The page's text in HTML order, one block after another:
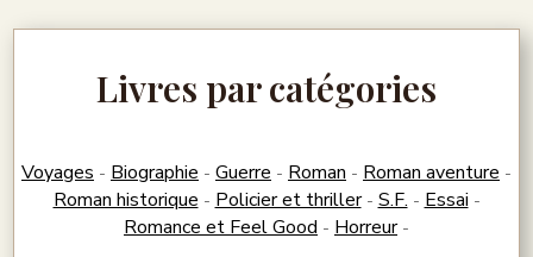
Livres par catégories
Voyages - Biographie - Guerre - Roman - Roman aventure -
Roman historique - Policier et thriller- S.F. - Essai -
Romance et Feel Good - Horreur-